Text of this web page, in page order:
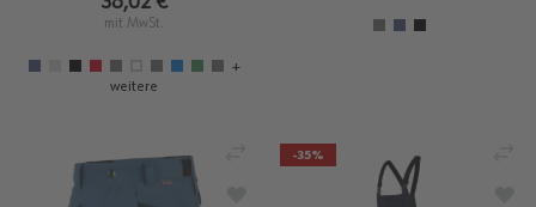
mit MwSt.
+
weitere
ZUR WUNSCHLISTE HINZUFÜGEN
VERGLEICHEN
-35%